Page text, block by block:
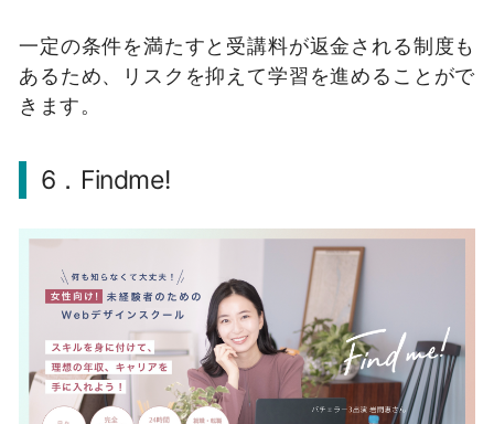
一定の条件を満たすと受講料が返金される制度も
あるため、リスクを抑えて学習を進めることがで
きます。
6．Findme!